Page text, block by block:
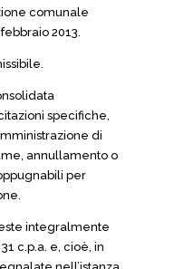
comunale
2013.
specifiche,
di
annullamento o
per
integralmente
c.p.a. e, cioè, in